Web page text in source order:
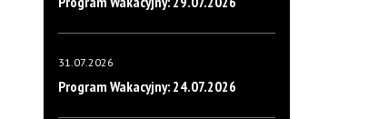
31.07.2026
Program Wakacyjny: 24.07.2026